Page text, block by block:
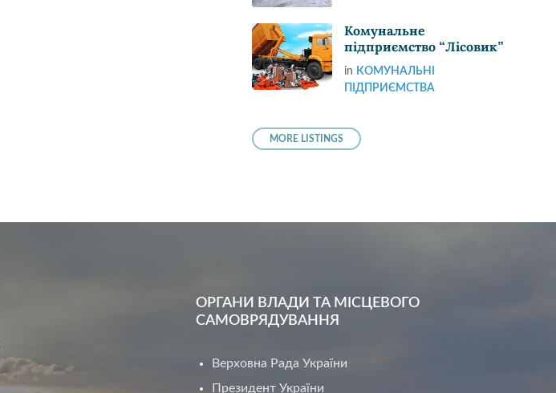
Комунальне
підприємство “Лісовик”
in КОМУНАЛЬНІ
ПІДПРИЄМСТВА
MORE LISTINGS
ОРГАНИ ВЛАДИ ТА МІСЦЕВОГО
САМОВРЯДУВАННЯ
Верховна Рада України
Президент України